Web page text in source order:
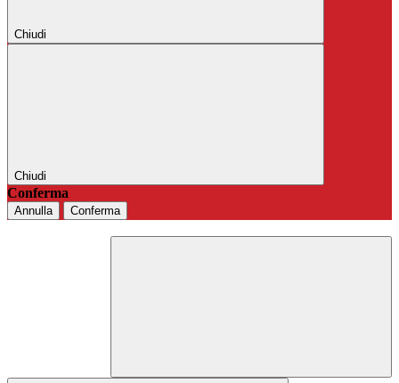
Chiudi
Chiudi
Conferma
Annulla Conferma